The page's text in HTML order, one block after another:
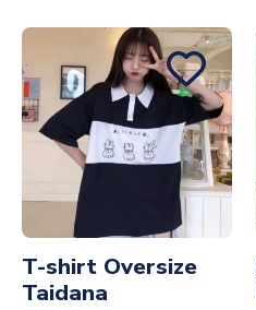
T-shirt Oversize
Taidana